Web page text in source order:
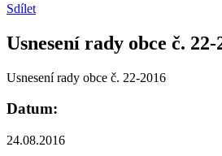
Sdílet
Usnesení rady obce č. 22-
Usnesení rady obce č. 22-2016
Datum:
24.08.2016